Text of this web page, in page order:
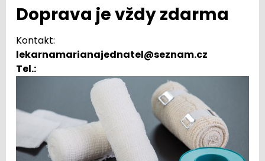
Doprava je vždy zdarma
Kontakt:
lekarnamarianajednatel@seznam.cz
Tel.: